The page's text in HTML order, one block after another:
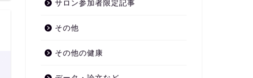
サロン参加者限定記事
その他
その他の健康